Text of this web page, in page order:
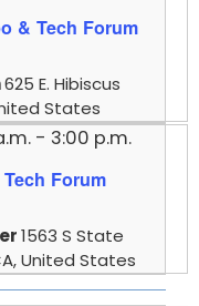
& Tech Forum
625 E. Hibiscus
States
Forum
- 3:00 p.m.
1563 S State
United States